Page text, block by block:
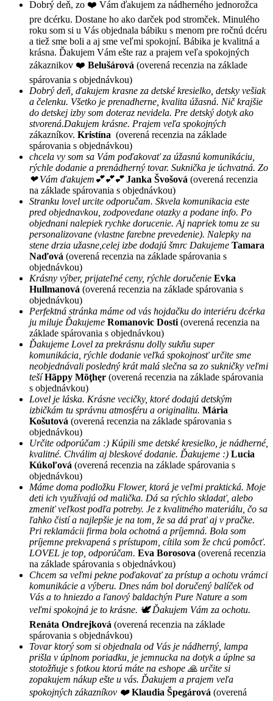
Dobrý deň, zo ❤️ Vám ďakujem za nádherného jednorožca
pre dcérku. Dostane ho ako darček pod stromček. Minulého
roku som si u Vás objednala bábiku s menom pre ročnú dcéru
a tiež sme boli a aj sme veľmi spokojní. Bábika je kvalitná a
krásna. Ďakujem Vám ešte raz a prajem veľa spokojných
zákaznikov ❤️ Belušárová (overená recenzia na základe
spárovania s objednávkou)
Dobrý deň, ďakujem krasne za detské kresielko, detsky vešiak
a čelenku. Všetko je prenadherne, kvalita úžasná. Nič krajšie
do detskej izby som doteraz nevidela. Pre detský dotyk ako
stvorená.Dakujem krásne. Prajem veľa spokojných
zákazníkov. Kristína (overená recenzia na základe
spárovania s objednávkou)
chcela vy som sa Vám poďakovať za úžasnú komunikáciu,
rýchle dodanie a prenádherný tovar. Suknička je úchvatná. Zo
❤ Vám ďakujem💕💕💕 Janka Švošová (overená recenzia
na základe spárovania s objednávkou)
Stranku lovel urcite odporučam. Skvela komunikacia este
pred objednavkou, zodpovedane otazky a podane info. Po
objednani nalepiek rychke dorucenie. Aj napriek tomu ze su
personalizovane (vlastne farebne prevedenie). Nalepky na
stene drzia užasne,celej izbe dodajú šmrc Dakujeme Tamara
Naďová (overená recenzia na základe spárovania s
objednávkou)
Krásny výber, prijateľné ceny, rýchle doručenie Evka
Hullmanová (overená recenzia na základe spárovania s
objednávkou)
Perfektná stránka máme od vás hojdačku do interiéru dcérka
ju miluje Ďakujeme Romanovic Dosti (overená recenzia na
základe spárovania s objednávkou)
Ďakujeme Lovel za prekrásnu dolly sukňu super
komunikácia, rýchle dodanie veľká spokojnosť určite sme
neobjednávali posledný krát malá slečna sa zo sukničky veľmi
tešíHãppy Mõţhęr (overená recenzia na základe spárovania
s objednávkou)
Lovel je láska. Krásne vecičky, ktoré dodajú detským
izbičkám tu správnu atmosféru a originalitu. Mária
Košutová (overená recenzia na základe spárovania s
objednávkou)
Určite odporúčam :) Kúpili sme detské kresielko, je nádherné,
kvalitné. Chválim aj bleskové dodanie. Ďakujeme :) Lucia
Kúkoľová (overená recenzia na základe spárovania s
objednávkou)
Máme doma podložku Flower, ktorá je veľmi praktická. Moje
deti ich využívajú od malička. Dá sa rýchlo skladať, alebo
zmeniť veľkost podľa potreby. Je z kvalitného materiálu, čo sa
ľahko čistí a najlepšie je na tom, že sa dá prať aj v pračke.
Pri reklamácii firma bola ochotná a príjemná. Bola som
príjemne prekvapená s prístupom, cítila som že chcú pomôcť.
LOVEL je top, odporúčam. Eva Borosova (overená recenzia
na základe spárovania s objednávkou)
Chcem sa veľmi pekne poďakovať za prístup a ochotu vrámci
komunikácie a výberu. Dnes nám bol doručený balíček od
Vás a to hniezdo a ľanový baldachýn Pure Nature a som
veľmi spokojná je to krásne. 🕊 Ďakujem Vám za ochotu.
Renáta Ondrejková (overená recenzia na základe
spárovania s objednávkou)
Tovar ktorý som si objednala od Vás je nádherný, lampa
prišla v úplnom poriadku, je jemnucka na dotyk a úplne sa
stotožňuje s fotkou ktorú máte na eshope 🙏 určite si
zopakujem nákup ešte u vás. Ďakujem a prajem veľa
spokojných zákazníkov ❤️ Klaudia Špegárová (overená